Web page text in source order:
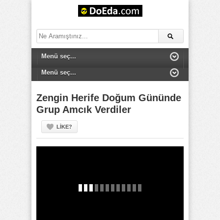
Zengin Herife Doğum Gününde
Grup Amcık Verdiler
LIKE?